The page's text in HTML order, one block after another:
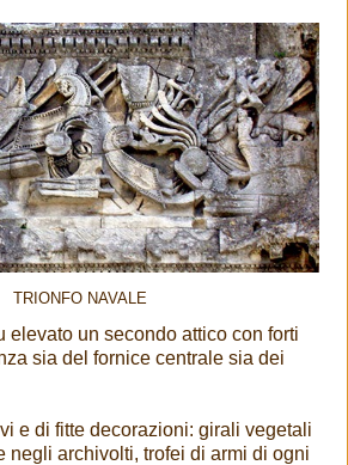
TRIONFO NAVALE
elevato un secondo attico con forti
sia del fornice centrale sia dei
e di fitte decorazioni: girali vegetali
negli archivolti, trofei di armi di ogni